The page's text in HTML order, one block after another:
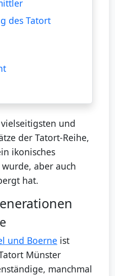
des Tatort
und
der Tatort-Reihe,
ikonisches
aber auch
hat.
und Boerne ist
Münster
manchmal